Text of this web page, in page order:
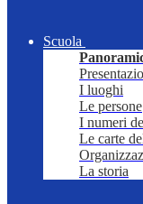
Scuola
I luoghi
Le persone
I numeri
Le carte
La storia